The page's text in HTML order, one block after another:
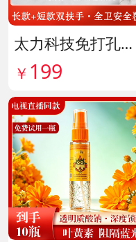
太力科技免打孔多功能安全扶手 货号142101
￥ 199